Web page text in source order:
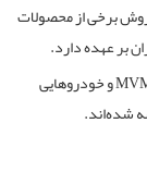
برخی از محصولات
تاکنون خودروهای ۱۱۰- ۳۱۵ – x33 – x22 و…. با برند MVM و خودروهایی